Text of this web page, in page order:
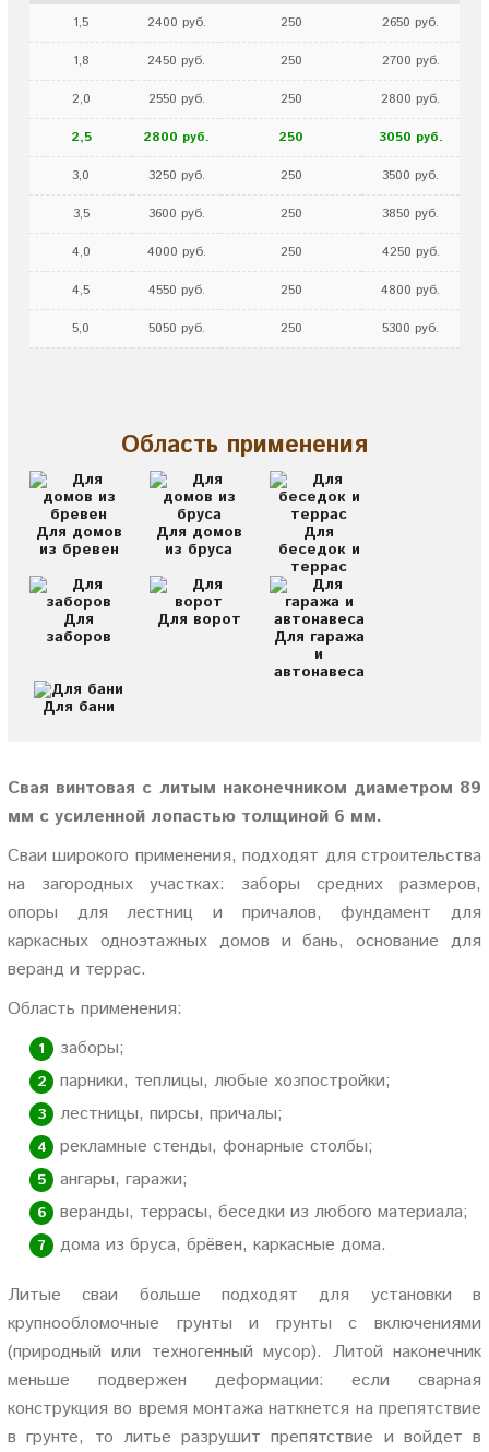
1,5 2400 руб. 250 2650 руб.
1,8 2450 руб. 250 2700 руб.
2,0 2550 руб. 250 2800 руб.
2,5 2800 руб. 250 3050 руб.
3,0 3250 руб. 250 3500 руб.
3,5 3600 руб. 250 3850 руб.
4,0 4000 руб. 250 4250 руб.
4,5 4550 руб. 250 4800 руб.
5,0 5050 руб. 250 5300 руб.
Область применения
Для домов
из бревен
Для домов
из бруса
Для
беседок и
террас
Для
заборов
Для ворот
Для гаража
и
автонавеса
Для бани
Свая винтовая с литым наконечником диаметром 89
мм с усиленной лопастью толщиной 6 мм.
Сваи широкого применения, подходят для строительства
на загородных участках: заборы средних размеров,
опоры для лестниц и причалов, фундамент для
каркасных одноэтажных домов и бань, основание для
веранд и террас.
Область применения:
заборы;
парники, теплицы, любые хозпостройки;
лестницы, пирсы, причалы;
рекламные стенды, фонарные столбы;
ангары, гаражи;
веранды, террасы, беседки из любого материала;
дома из бруса, брёвен, каркасные дома.
Литые сваи больше подходят для установки в
крупнообломочные грунты и грунты с включениями
(природный или техногенный мусор). Литой наконечник
меньше подвержен деформации: если сварная
конструкция во время монтажа наткнется на препятствие
в грунте, то литье разрушит препятствие и войдет в